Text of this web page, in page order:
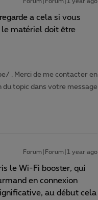
a cela si vous
le matériel doit être
. Merci de me contacter en
topic dans votre message
Forum|Forum|1 year ago
le Wi-Fi booster, qui
en connexion
au début cela